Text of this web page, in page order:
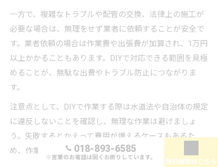
一方で、複雑なトラブルや配管の交換、法律上の施工が
必要な場合は、無理をせず業者に依頼することが安全で
す。業者依頼の場合は作業費や出張費が加算され、1万円
以上かかることもあります。DIYで対応できる範囲を見極
めることが、無駄な出費やトラブル防止につながりま
す。
注意点として、DIYで作業する際は水道法や自治体の規定
に違反しないことを確認し、無理な作業は避けましょ
う。失敗するとかえって費用が増えるケースもあるた
め、作業前に十分な下調べと準備を行ってください。
018-893-6585
※営業のお電話は固くお断りしています。
無料相談はこちら